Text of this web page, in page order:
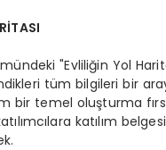
"Evliliğin Yol
tüm bilgileri bir
bir temel oluşturma
katılım